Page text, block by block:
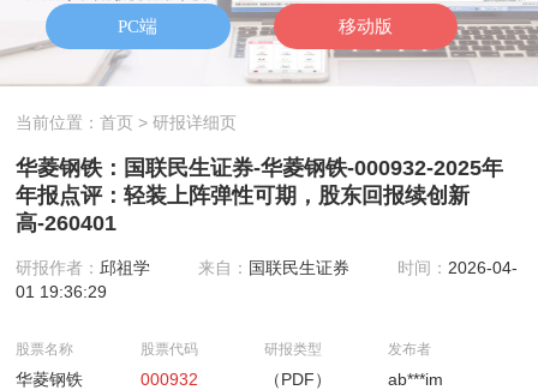
当前位置：首页 > 研报详细页
华菱钢铁：国联民生证券-华菱钢铁-000932-2025年
年报点评：轻装上阵弹性可期，股东回报续创新
高-260401
研报作者： 邱祖学 来自： 国联民生证券 时间： 2026-04-
01 19:36:29
股票名称
华菱钢铁
股票代码
000932
研报类型
（PDF）
发布者
ab***im